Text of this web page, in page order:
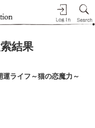
結果
運ライフ～猫の恋魔力～